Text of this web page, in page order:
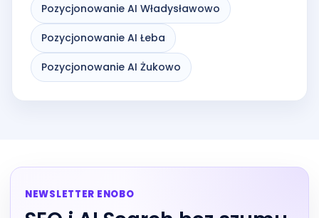
Pozycjonowanie AI Władysławowo
Pozycjonowanie AI Łeba
Pozycjonowanie AI Żukowo
NEWSLETTER ENOBO